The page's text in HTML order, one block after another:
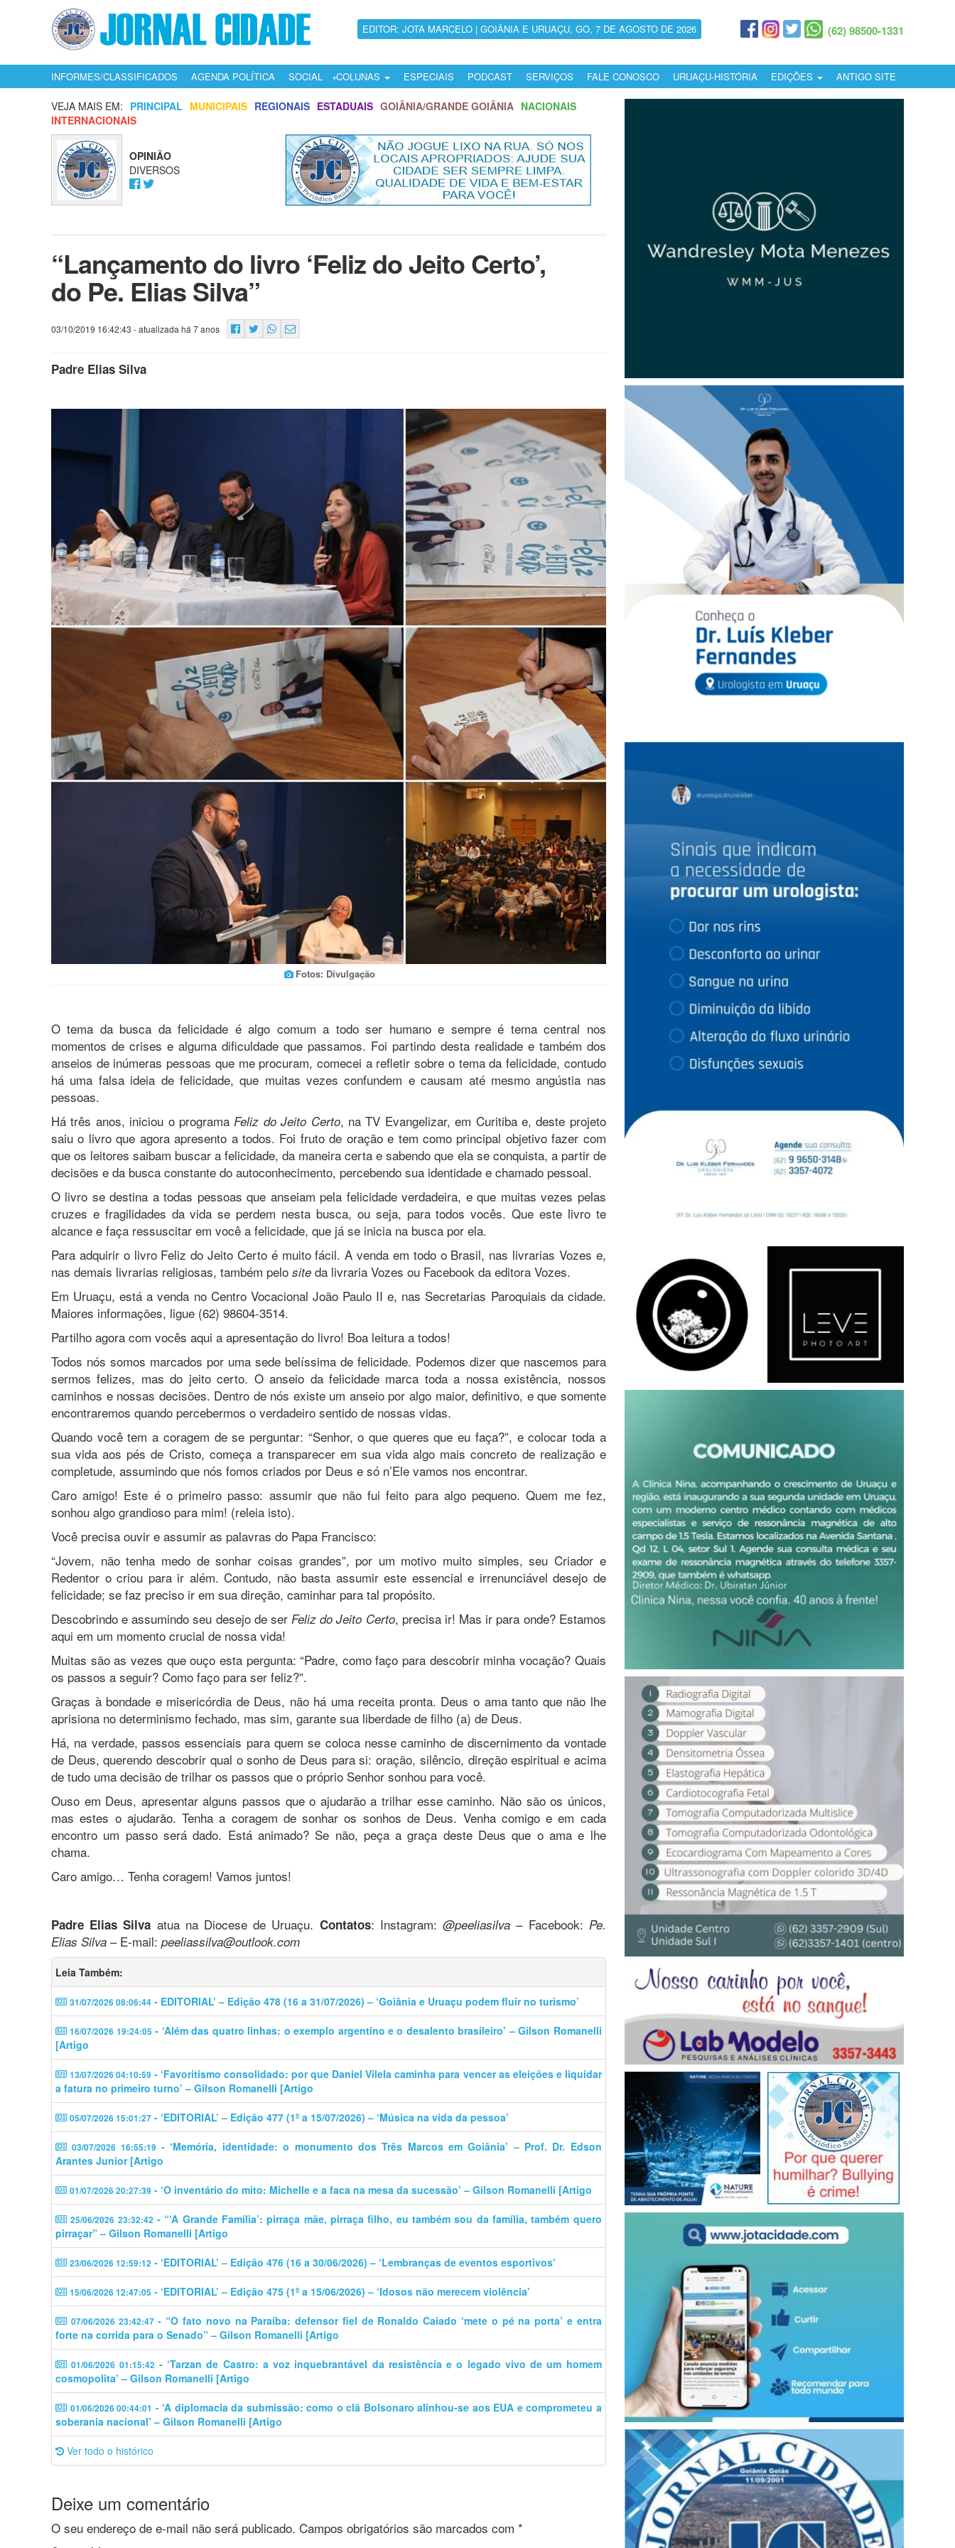
EDITOR: JOTA MARCELO | GOIÂNIA E URUAÇU, GO, 7 DE AGOSTO DE 2026 (62) 98500-1331
INFORMES/CLASSIFICADOS AGENDA POLÍTICA SOCIAL COLUNAS ESPECIAIS PODCAST SERVIÇOS FALE CONOSCO URUAÇU-HISTÓRIA EDIÇÕES ANTIGO SITE
VEJA MAIS EM: PRINCIPAL MUNICIPAIS REGIONAIS ESTADUAIS GOIÂNIA/GRANDE GOIÂNIA NACIONAIS
INTERNACIONAIS
OPINIÃO
DIVERSOS
“Lançamento do livro ‘Feliz do Jeito Certo’,
do Pe. Elias Silva”
03/10/2019 16:42:43 - atualizada há 7 anos
Padre Elias Silva
Fotos: Divulgação
O tema da busca da felicidade é algo comum a todo ser humano e sempre é tema central nos
momentos de crises e alguma dificuldade que passamos. Foi partindo desta realidade e também dos
anseios de inúmeras pessoas que me procuram, comecei a refletir sobre o tema da felicidade, contudo
há uma falsa ideia de felicidade, que muitas vezes confundem e causam até mesmo angústia nas
pessoas.
Há três anos, iniciou o programa Feliz do Jeito Certo, na TV Evangelizar, em Curitiba e, deste projeto
saiu o livro que agora apresento a todos. Foi fruto de oração e tem como principal objetivo fazer com
que os leitores saibam buscar a felicidade, da maneira certa e sabendo que ela se conquista, a partir de
decisões e da busca constante do autoconhecimento, percebendo sua identidade e chamado pessoal.
O livro se destina a todas pessoas que anseiam pela felicidade verdadeira, e que muitas vezes pelas
cruzes e fragilidades da vida se perdem nesta busca, ou seja, para todos vocês. Que este livro te
alcance e faça ressuscitar em você a felicidade, que já se inicia na busca por ela.
Para adquirir o livro Feliz do Jeito Certo é muito fácil. A venda em todo o Brasil, nas livrarias Vozes e,
nas demais livrarias religiosas, também pelo site da livraria Vozes ou Facebook da editora Vozes.
Em Uruaçu, está a venda no Centro Vocacional João Paulo II e, nas Secretarias Paroquiais da cidade.
Maiores informações, ligue (62) 98604-3514.
Partilho agora com vocês aqui a apresentação do livro! Boa leitura a todos!
Todos nós somos marcados por uma sede belíssima de felicidade. Podemos dizer que nascemos para
sermos felizes, mas do jeito certo. O anseio da felicidade marca toda a nossa existência, nossos
caminhos e nossas decisões. Dentro de nós existe um anseio por algo maior, definitivo, e que somente
encontraremos quando percebermos o verdadeiro sentido de nossas vidas.
Quando você tem a coragem de se perguntar: “Senhor, o que queres que eu faça?”, e colocar toda a
sua vida aos pés de Cristo, começa a transparecer em sua vida algo mais concreto de realização e
completude, assumindo que nós fomos criados por Deus e só n’Ele vamos nos encontrar.
Caro amigo! Este é o primeiro passo: assumir que não fui feito para algo pequeno. Quem me fez,
sonhou algo grandioso para mim! (releia isto).
Você precisa ouvir e assumir as palavras do Papa Francisco:
“Jovem, não tenha medo de sonhar coisas grandes”, por um motivo muito simples, seu Criador e
Redentor o criou para ir além. Contudo, não basta assumir este essencial e irrenunciável desejo de
felicidade; se faz preciso ir em sua direção, caminhar para tal propósito.
Descobrindo e assumindo seu desejo de ser Feliz do Jeito Certo, precisa ir! Mas ir para onde? Estamos
aqui em um momento crucial de nossa vida!
Muitas são as vezes que ouço esta pergunta: “Padre, como faço para descobrir minha vocação? Quais
os passos a seguir? Como faço para ser feliz?”.
Graças à bondade e misericórdia de Deus, não há uma receita pronta. Deus o ama tanto que não lhe
aprisiona no determinismo fechado, mas sim, garante sua liberdade de filho (a) de Deus.
Há, na verdade, passos essenciais para quem se coloca nesse caminho de discernimento da vontade
de Deus, querendo descobrir qual o sonho de Deus para si: oração, silêncio, direção espiritual e acima
de tudo uma decisão de trilhar os passos que o próprio Senhor sonhou para você.
Ouso em Deus, apresentar alguns passos que o ajudarão a trilhar esse caminho. Não são os únicos,
mas estes o ajudarão. Tenha a coragem de sonhar os sonhos de Deus. Venha comigo e em cada
encontro um passo será dado. Está animado? Se não, peça a graça deste Deus que o ama e lhe
chama.
Caro amigo… Tenha coragem! Vamos juntos!
Padre Elias Silva atua na Diocese de Uruaçu. Contatos: Instagram:@peeliasilva – Facebook: Pe.
Elias Silva – E-mail: peeliassilva@outlook.com
Leia Também:
31/07/2026 08:06:44 - EDITORIAL’ – Edição 478 (16 a 31/07/2026) – ‘Goiânia e Uruaçu podem fluir no turismo’
16/07/2026 19:24:05 - ‘Além das quatro linhas: o exemplo argentino e o desalento brasileiro’ – Gilson Romanelli
[Artigo
13/07/2026 04:10:59 - ‘​​Favoritismo consolidado: por que Daniel Vilela caminha para vencer as eleições e liquidar
a fatura no primeiro turno’ – Gilson Romanelli [Artigo
05/07/2026 15:01:27 - ‘EDITORIAL’ – Edição 477 (1º a 15/07/2026) – ‘Música na vida da pessoa’
03/07/2026 16:55:19 - ‘Memória, identidade: o monumento dos Três Marcos em Goiânia’ – Prof. Dr. Edson
Arantes Junior [Artigo
01/07/2026 20:27:39 - ‘O inventário do mito: Michelle e a faca na mesa da sucessão’ – Gilson Romanelli [Artigo
25/06/2026 23:32:42 - “‘A Grande Família’: pirraça mãe, pirraça filho, eu também sou da família, também quero
pirraçar” – Gilson Romanelli [Artigo
23/06/2026 12:59:12 - ‘EDITORIAL’ – Edição 476 (16 a 30/06/2026) – ‘Lembranças de eventos esportivos’
15/06/2026 12:47:05 - ‘EDITORIAL’ – Edição 475 (1º a 15/06/2026) – ‘Idosos não merecem violência’
07/06/2026 23:42:47- “O fato novo na Paraíba: defensor fiel de Ronaldo Caiado ‘mete o pé na porta’ e entra
forte na corrida para o Senado” – Gilson Romanelli [Artigo
01/06/2026 01:15:42 - ‘Tarzan de Castro: a voz inquebrantável da resistência e o legado vivo de um homem
cosmopolita’ – Gilson Romanelli [Artigo
01/06/2026 00:44:01 - ‘A diplomacia da submissão: como o clã Bolsonaro alinhou-se aos EUA e comprometeu a
soberania nacional’ – Gilson Romanelli [Artigo
Ver todo o histórico
Deixe um comentário
O seu endereço de e-mail não será publicado. Campos obrigatórios são marcados com *